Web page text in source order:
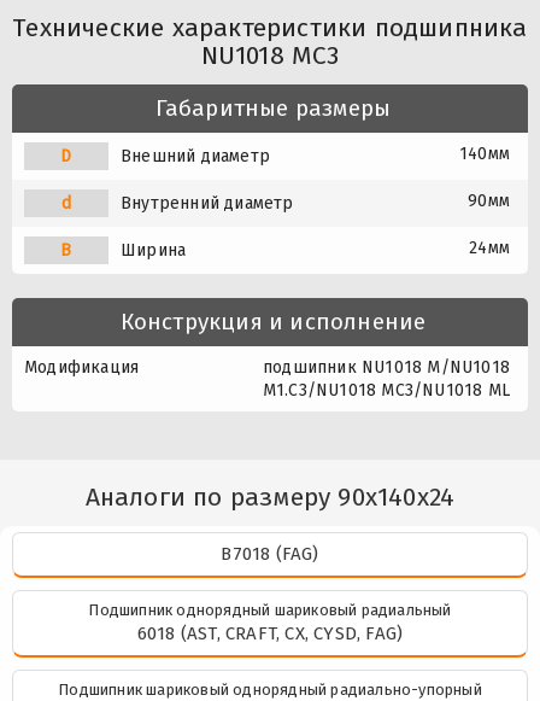
Технические характеристики подшипника
NU1018 MC3
Габаритные размеры
D Внешний диаметр 140мм
d Внутренний диаметр 90мм
B Ширина 24мм
Конструкция и исполнение
Модификация
подшипник NU1018 M/NU1018
M1.C3/NU1018 MC3/NU1018 ML
Аналоги по размеру 90x140x24
B7018 (FAG)
Подшипник однорядный шариковый радиальный
6018 (AST, CRAFT, CX, CYSD, FAG)
Подшипник шариковый однорядный радиально-упорный